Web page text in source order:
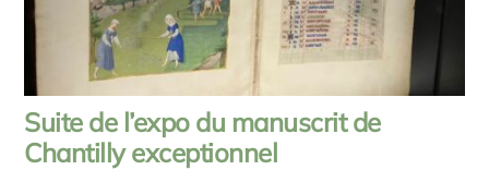
Suite de l’expo du manuscrit de
Chantilly exceptionnel